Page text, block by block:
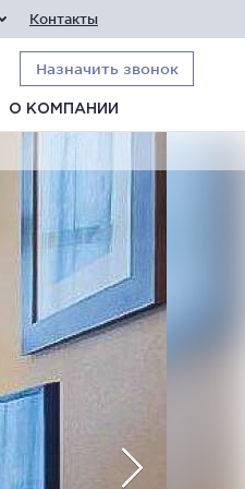
Контакты
Назначить звонок
О КОМПАНИИ